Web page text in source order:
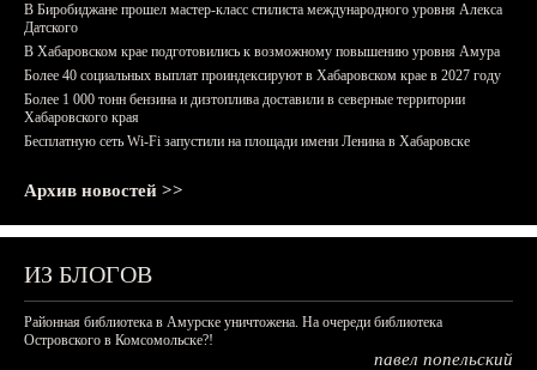
В Биробиджане прошел мастер-класс стилиста международного уровня Алекса
Датского
В Хабаровском крае подготовились к возможному повышению уровня Амура
Более 40 социальных выплат проиндексируют в Хабаровском крае в 2027 году
Более 1 000 тонн бензина и дизтоплива доставили в северные территории
Хабаровского края
Бесплатную сеть Wi-Fi запустили на площади имени Ленина в Хабаровске
Архив новостей >>
ИЗ БЛОГОВ
Районная библиотека в Амурске уничтожена. На очереди библиотека
Островского в Комсомольске?!
павел попельский